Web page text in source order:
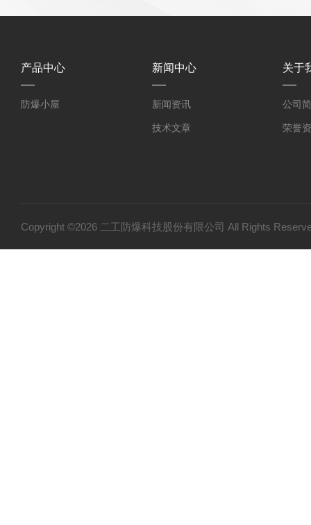
产品中心
防爆小屋
新闻中心
新闻资讯
技术文章
关于
公司
荣誉
Copyright ©2026 二工防爆科技股份有限公司 All Rights